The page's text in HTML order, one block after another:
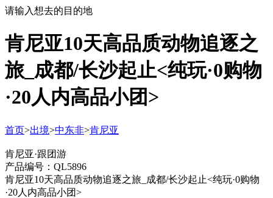
请输入想去的目的地
肯尼亚10天高品质动物追逐之
旅_成都/长沙起止<纯玩·0购物
·20人内高品小团>
首页>出境>中东非>肯尼亚
肯尼亚·跟团游
产品编号：QL5896
肯尼亚10天高品质动物追逐之旅_成都/长沙起止<纯玩·0购物
·20人内高品小团>